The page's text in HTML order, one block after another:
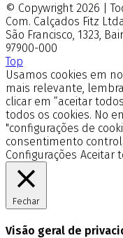
© Copywright 2026 |
Com. Calçados Fitz
São Francisco, 1323,
97900-000
Top
Usamos cookies em
mais relevante,
clicar em “aceitar
todos os cookies. No
"configurações de
consentimento
Configurações Aceitar
Fechar
Visão geral de